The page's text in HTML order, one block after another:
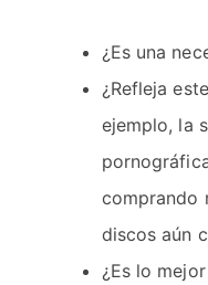
¿Es una
¿Refleja
ejemplo, la
comprando
discos aún
¿Es lo